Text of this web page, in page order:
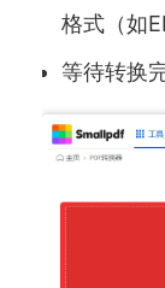
格式（如
等待转换